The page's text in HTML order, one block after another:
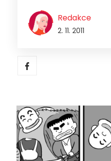
Redakce
2. 11. 2011